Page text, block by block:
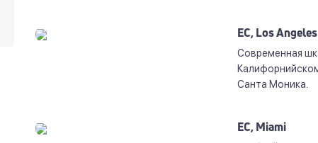
EC, Los Angeles
Cовременная
Санта Моника.
EC, Miami